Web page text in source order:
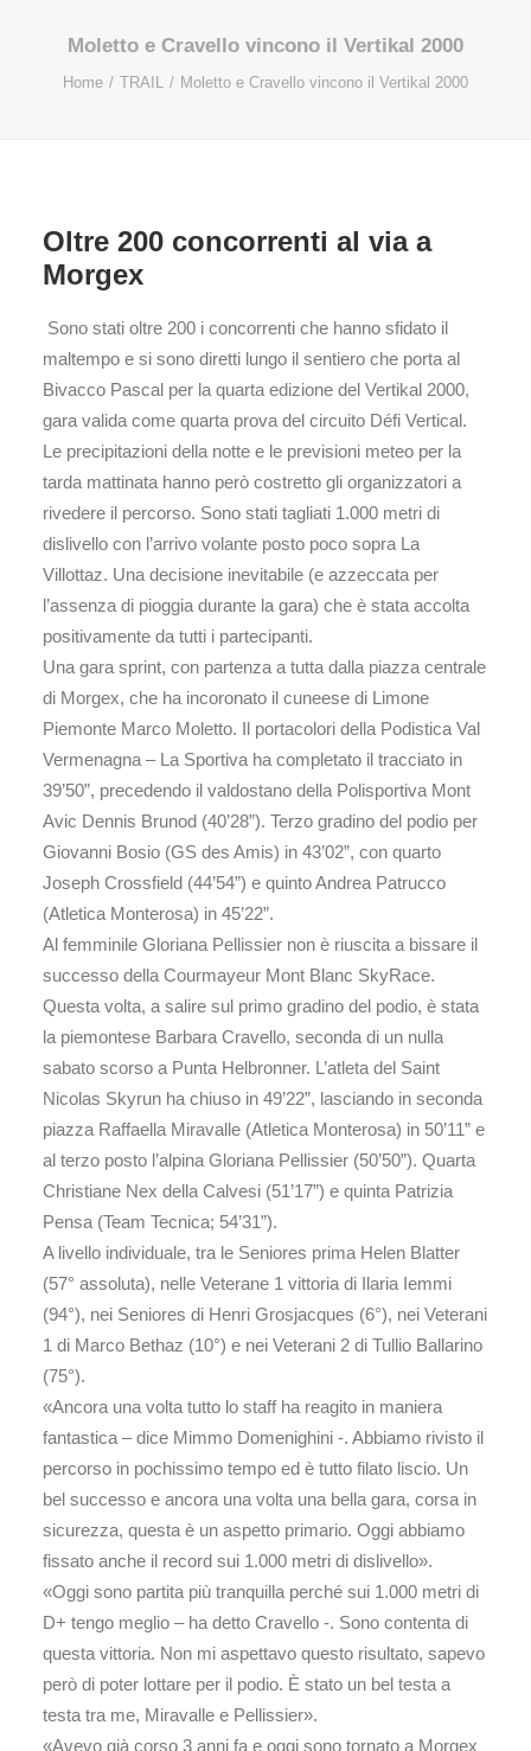
Moletto e Cravello vincono il Vertikal 2000
Home TRAIL Moletto e Cravello vincono il Vertikal 2000
Oltre 200 concorrenti al via a
Morgex
Sono stati oltre 200 i concorrenti che hanno sfidato il
maltempo e si sono diretti lungo il sentiero che porta al
Bivacco Pascal per la quarta edizione del Vertikal 2000,
gara valida come quarta prova del circuito Défi Vertical.
Le precipitazioni della notte e le previsioni meteo per la
tarda mattinata hanno però costretto gli organizzatori a
rivedere il percorso. Sono stati tagliati 1.000 metri di
dislivello con l’arrivo volante posto poco sopra La
Villottaz. Una decisione inevitabile (e azzeccata per
l’assenza di pioggia durante la gara) che è stata accolta
positivamente da tutti i partecipanti.
Una gara sprint, con partenza a tutta dalla piazza centrale
di Morgex, che ha incoronato il cuneese di Limone
Piemonte Marco Moletto. Il portacolori della Podistica Val
Vermenagna – La Sportiva ha completato il tracciato in
39’50”, precedendo il valdostano della Polisportiva Mont
Avic Dennis Brunod (40’28”). Terzo gradino del podio per
Giovanni Bosio (GS des Amis) in 43’02”, con quarto
Joseph Crossfield (44’54”) e quinto Andrea Patrucco
(Atletica Monterosa) in 45’22”.
Al femminile Gloriana Pellissier non è riuscita a bissare il
successo della Courmayeur Mont Blanc SkyRace.
Questa volta, a salire sul primo gradino del podio, è stata
la piemontese Barbara Cravello, seconda di un nulla
sabato scorso a Punta Helbronner. L’atleta del Saint
Nicolas Skyrun ha chiuso in 49’22”, lasciando in seconda
piazza Raffaella Miravalle (Atletica Monterosa) in 50’11” e
al terzo posto l’alpina Gloriana Pellissier (50’50”). Quarta
Christiane Nex della Calvesi (51’17”) e quinta Patrizia
Pensa (Team Tecnica; 54’31”).
A livello individuale, tra le Seniores prima Helen Blatter
(57° assoluta), nelle Veterane 1 vittoria di Ilaria Iemmi
(94°), nei Seniores di Henri Grosjacques (6°), nei Veterani
1 di Marco Bethaz (10°) e nei Veterani 2 di Tullio Ballarino
(75°).
«Ancora una volta tutto lo staff ha reagito in maniera
fantastica – dice Mimmo Domenighini -. Abbiamo rivisto il
percorso in pochissimo tempo ed è tutto filato liscio. Un
bel successo e ancora una volta una bella gara, corsa in
sicurezza, questa è un aspetto primario. Oggi abbiamo
fissato anche il record sui 1.000 metri di dislivello».
«Oggi sono partita più tranquilla perché sui 1.000 metri di
D+ tengo meglio – ha detto Cravello -. Sono contenta di
questa vittoria. Non mi aspettavo questo risultato, sapevo
però di poter lottare per il podio. È stato un bel testa a
testa tra me, Miravalle e Pellissier».
«Avevo già corso 3 anni fa e oggi sono tornato a Morgex